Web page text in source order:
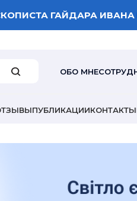
ГАЙДАРА ИВАНА
ОБО МНЕ
ПУБЛИКАЦИИКОНТАКТЫ